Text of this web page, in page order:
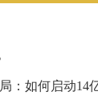
：如何启动14